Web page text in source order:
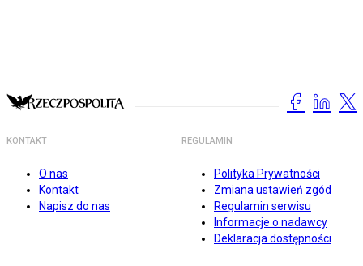
KONTAKT
O nas
Kontakt
Napisz do nas
REGULAMIN
Polityka Prywatności
Zmiana ustawień zgód
Regulamin serwisu
Informacje o nadawcy
Deklaracja dostępności